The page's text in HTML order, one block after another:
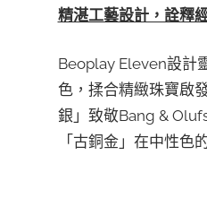
精湛工藝設計，詮釋
Beoplay Eleven設計
色，揉合精緻珠寶啟
銀」致敬Bang &
「古銅金」在中性色